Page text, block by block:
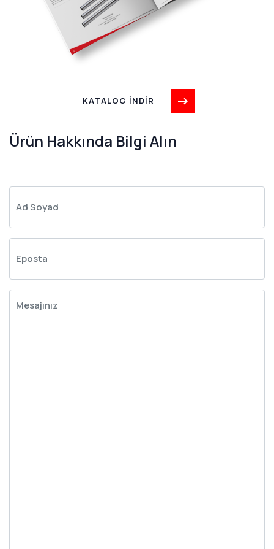
KATALOG İNDİR
Ürün Hakkında Bilgi Alın